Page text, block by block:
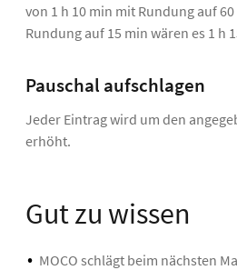
von 1 h 10 min mit Rundung auf
Rundung auf 15 min wären es 1 h
Pauschal aufschlagen
Jeder Eintrag wird um den
erhöht.
Gut zu wissen
MOCO schlägt beim nächsten